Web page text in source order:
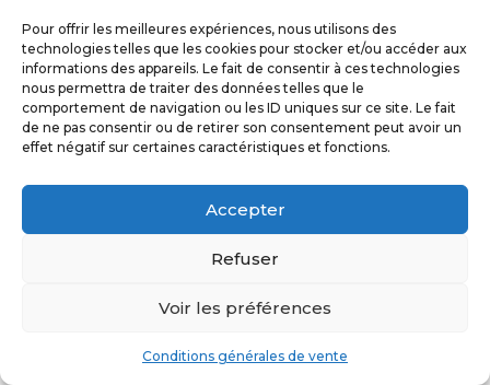
Pour offrir les meilleures expériences, nous utilisons des
technologies telles que les cookies pour stocker et/ou accéder aux
informations des appareils. Le fait de consentir à ces technologies
nous permettra de traiter des données telles que le
comportement de navigation ou les ID uniques sur ce site. Le fait
de ne pas consentir ou de retirer son consentement peut avoir un
effet négatif sur certaines caractéristiques et fonctions.
Accepter
Refuser
Voir les préférences
Conditions générales de vente
Lundi – Dimanche:
7h / 22h
Lift monte meubles et camions de
déménagement
Contacteznotre entreprise à Schaerbeek
Transport de meubles & Location de Lift
Faîtes confiance à AK LIFT !
habilité à Schaerbeek, que ce soit dans les
conséquent, si vous déménagez à Schaerbeek ou
pour monter des chaises, un nouveau bureau ou